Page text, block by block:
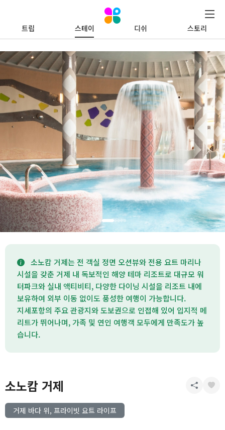
트립 스테이 디쉬 스토리
소노캄 거제는 전 객실 정면 오션뷰와 전용 요트 마리나
시설을 갖춘 거제 내 독보적인 해양 테마 리조트로 대규모 워
터파크와 실내 액티비티, 다양한 다이닝 시설을 리조트 내에
보유하여 외부 이동 없이도 풍성한 여행이 가능합니다.
지세포항의 주요 관광지와 도보권으로 인접해 있어 입지적 메
리트가 뛰어나며, 가족 및 연인 여행객 모두에게 만족도가 높
습니다.
소노캄 거제
거제 바다 위, 프라이빗 요트 라이프